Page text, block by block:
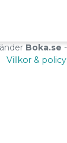
Boka.se
Villkor &